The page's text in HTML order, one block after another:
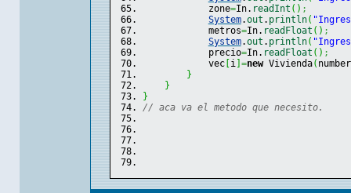
zone=In. readInt ( ) ;
System.out . println(
metros=In. readFloat ( ) ;
System.out . println(
precio=In. readFloat ( ) ;
vec[ i] =new Vivienda(
}
}
}
// aca va el metodo que necesito.